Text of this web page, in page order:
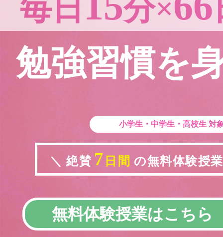
毎日 分×
勉強習慣を
小学生・中学生・高校生 対
＼ 絶賛 7 日間 の無料体験授
無料体験授業はこちら